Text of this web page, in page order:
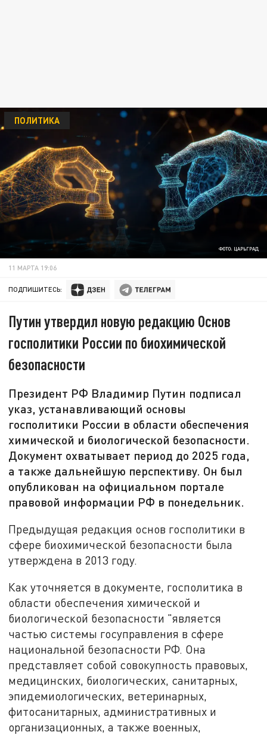
ФОТО: ЦАРЬГРАД
ПОЛИТИКА
11 МАРТА 19:06
ПОДПИШИТЕСЬ:
Путин утвердил новую редакцию Основ
госполитики России по биохимической
безопасности
Президент РФ Владимир Путин подписал
указ, устанавливающий основы
госполитики России в области обеспечения
химической и биологической безопасности.
Документ охватывает период до 2025 года,
а также дальнейшую перспективу. Он был
опубликован на официальном портале
правовой информации РФ в понедельник.
Предыдущая редакция основ госполитики в
сфере биохимической безопасности была
утверждена в 2013 году.
Как уточняется в документе, госполитика в
области обеспечения химической и
биологической безопасности "является
частью системы госуправления в сфере
национальной безопасности РФ. Она
представляет собой совокупность правовых,
медицинских, биологических, санитарных,
эпидемиологических, ветеринарных,
фитосанитарных, административных и
организационных, а также военных,